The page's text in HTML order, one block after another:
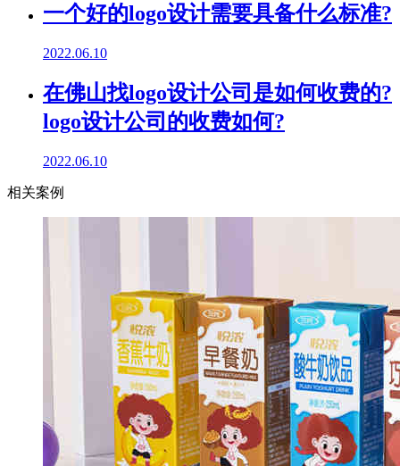
一个好的logo设计需要具备什么标准?
2022.06.10
在佛山找logo设计公司是如何收费的?
logo设计公司的收费如何?
2022.06.10
相关案例